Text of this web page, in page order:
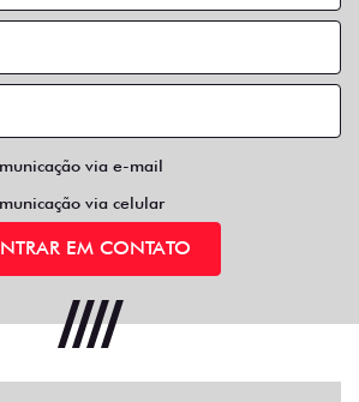
via e-mail
via celular
EM CONTATO